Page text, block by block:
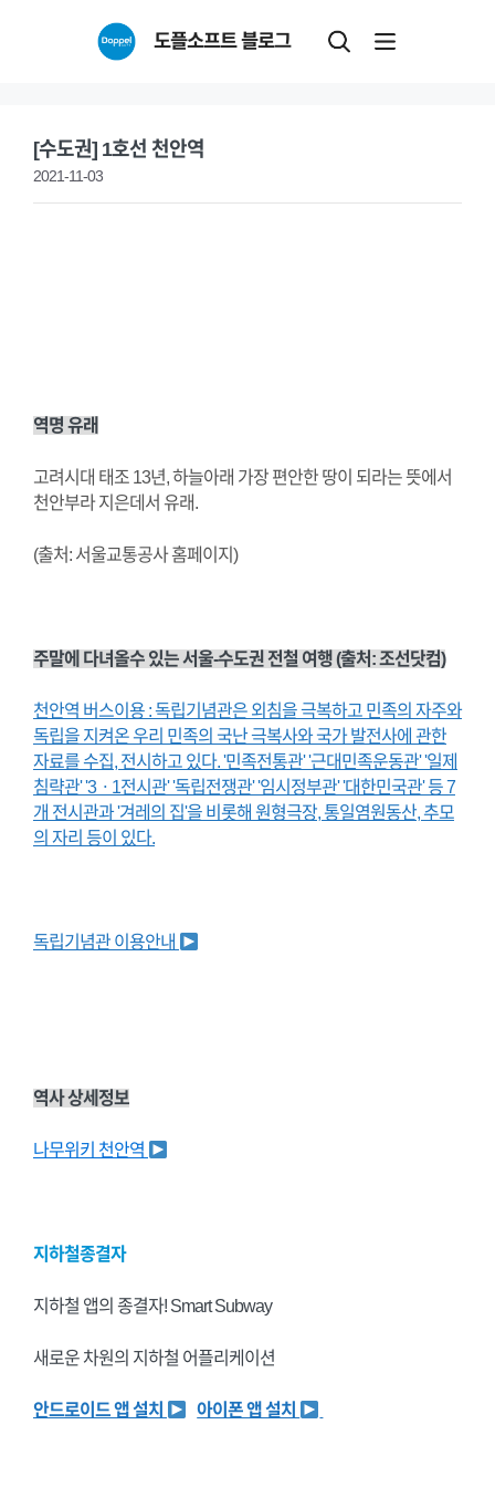
도플소프트 블로그
[수도권] 1호선 천안역
2021-11-03
역명 유래
고려시대 태조 13년, 하늘아래 가장 편안한 땅이 되라는 뜻에서
천안부라 지은데서 유래.
(출처: 서울교통공사 홈페이지)
주말에 다녀올수 있는 서울-수도권 전철 여행 (출처: 조선닷컴)
천안역 버스이용 : 독립기념관은 외침을 극복하고 민족의 자주와
독립을 지켜온 우리 민족의 국난 극복사와 국가 발전사에 관한
자료를 수집, 전시하고 있다. '민족전통관' '근대민족운동관' '일제
침략관' '3ㆍ1전시관' '독립전쟁관' '임시정부관' '대한민국관' 등 7
개 전시관과 '겨레의 집'을 비롯해 원형극장, 통일염원동산, 추모
의 자리 등이 있다.
독립기념관 이용안내
역사 상세정보
나무위키 천안역
지하철종결자
지하철 앱의 종결자! Smart Subway
새로운 차원의 지하철 어플리케이션
안드로이드 앱 설치 아이폰 앱 설치